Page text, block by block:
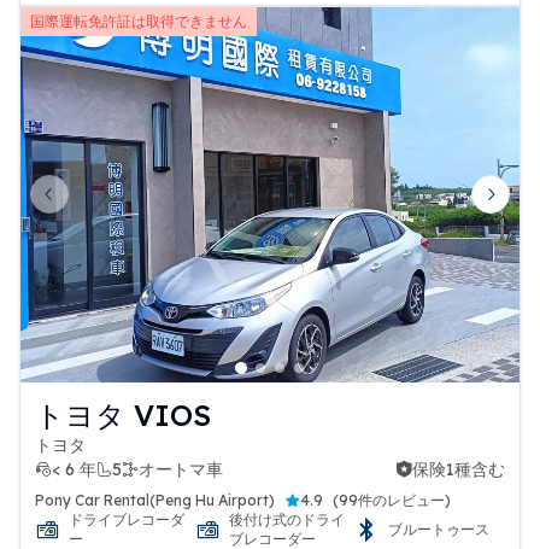
国際運転免許証は取得できません
Previous slide Next
トヨタ VIOS
トヨタ
< 6 年
5 オートマ車
保険1種含む 保険1種含む
Pony Car Rental(Peng Hu Airport) 4.9 (99件のレビュー)
ドライブレコーダ
ー
後付け式のドライ
ブレコーダー
ブルートゥース